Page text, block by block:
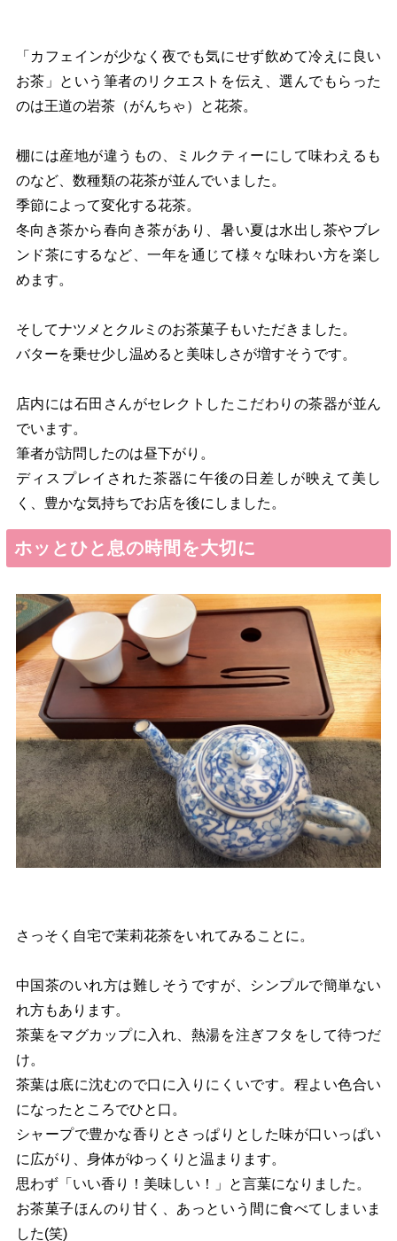
「カフェインが少なく夜でも気にせず飲めて冷えに良い
お茶」という筆者のリクエストを伝え、選んでもらった
のは王道の岩茶（がんちゃ）と花茶。
棚には産地が違うもの、ミルクティーにして味わえるも
のなど、数種類の花茶が並んでいました。
季節によって変化する花茶。
冬向き茶から春向き茶があり、暑い夏は水出し茶やブレ
ンド茶にするなど、一年を通じて様々な味わい方を楽し
めます。
そしてナツメとクルミのお茶菓子もいただきました。
バターを乗せ少し温めると美味しさが増すそうです。
店内には石田さんがセレクトしたこだわりの茶器が並ん
でいます。
筆者が訪問したのは昼下がり。
ディスプレイされた茶器に午後の日差しが映えて美し
く、豊かな気持ちでお店を後にしました。
ホッとひと息の時間を大切に
さっそく自宅で茉莉花茶をいれてみることに。
中国茶のいれ方は難しそうですが、シンプルで簡単ない
れ方もあります。
茶葉をマグカップに入れ、熱湯を注ぎフタをして待つだ
け。
茶葉は底に沈むので口に入りにくいです。程よい色合い
になったところでひと口。
シャープで豊かな香りとさっぱりとした味が口いっぱい
に広がり、身体がゆっくりと温まります。
思わず「いい香り！美味しい！」と言葉になりました。
お茶菓子ほんのり甘く、あっという間に食べてしまいま
した(笑)